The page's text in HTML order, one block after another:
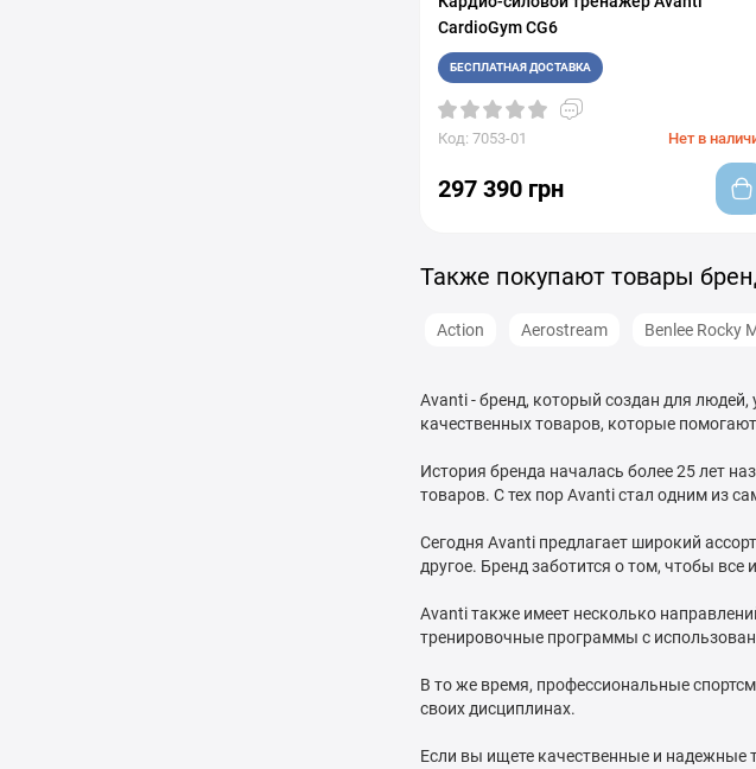
CardioGym CG6
БЕСПЛАТНАЯ ДОСТАВКА
Код: 7053-01 Нет в
297 390 грн
Также покупают товары
Action Aerostream Benlee Rocky
Avanti - бренд, который создан для
качественных товаров, которые
История бренда началась более 25 лет
товаров. С тех пор Avanti стал одним из
Сегодня Avanti предлагает широкий
другое. Бренд заботится о том, чтобы
Avanti также имеет несколько
тренировочные программы с
В то же время, профессиональные
своих дисциплинах.
Если вы ищете качественные и надежные